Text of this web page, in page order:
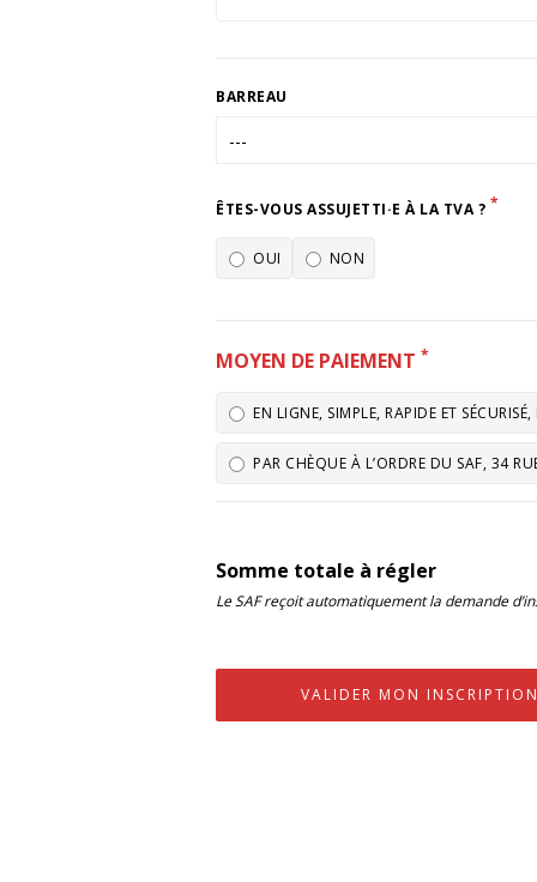
BARREAU
ÊTES-VOUS ASSUJETTI·E À LA TVA ? *
OUI NON
MOYEN DE PAIEMENT *
EN LIGNE, SIMPLE, RAPIDE ET
PAR CHÈQUE À L’ORDRE DU SAF, 34
Somme totale à régler
Le SAF reçoit automatiquement la demande
VALIDER MON